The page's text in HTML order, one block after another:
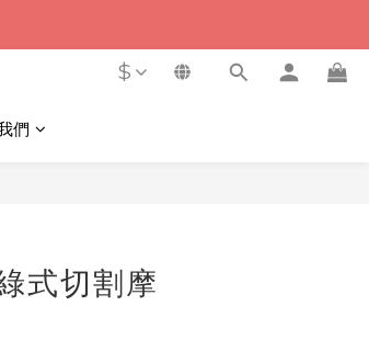
$
們
式切割摩